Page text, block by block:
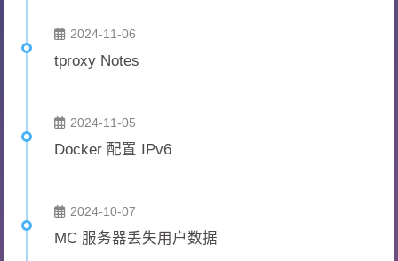
2024-11-06
tproxy Notes
2024-11-05
Docker 配置 IPv6
2024-10-07
MC 服务器丢失用户数据